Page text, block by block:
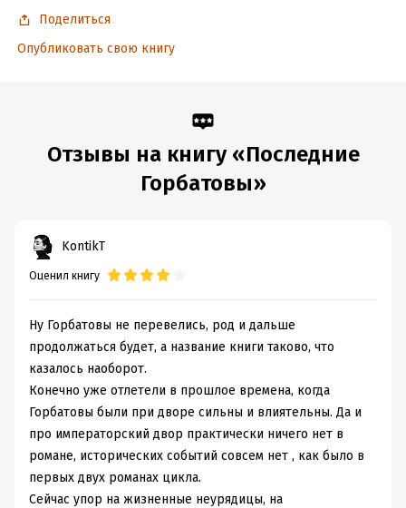
Поделиться
Опубликовать свою книгу
Отзывы на книгу «Последние
Горбатовы»
KontikT
Оценил книгу
Ну Горбатовы не перевелись, род и дальше
продолжаться будет, а название книги таково, что
казалось наоборот.
Конечно уже отлетели в прошлое времена, когда
Горбатовы были при дворе сильны и влиятельны. Да и
про императорский двор практически ничего нет в
романе, исторических событий совсем нет , как было в
первых двух романах цикла.
Сейчас упор на жизненные неурядицы, на